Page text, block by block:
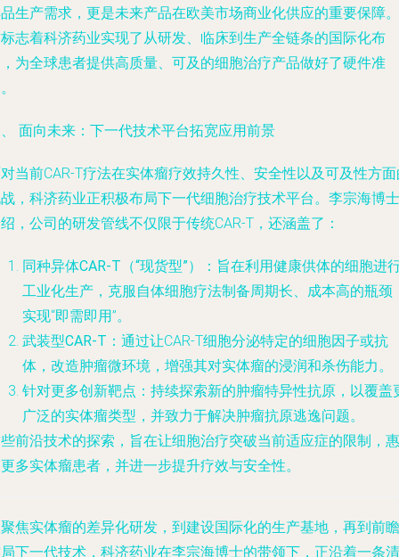
生产需求，更是未来产品在欧美市场商业化供应的重要保障。
志着科济药业实现了从研发、临床到生产全链条的国际化布
为全球患者提供高质量、可及的细胞治疗产品做好了硬件准
面向未来：下一代技术平台拓宽应用前景
当前CAR-T疗法在实体瘤疗效持久性、安全性以及可及性方
，科济药业正积极布局下一代细胞治疗技术平台。李宗海博士
，公司的研发管线不仅限于传统CAR-T，还涵盖了：
同种异体CAR-T（“现货型”）
：旨在利用健康供体的细胞进
工业化生产，克服自体细胞疗法制备周期长、成本高的瓶颈
实现“即需即用”。
武装型CAR-T ：通过让CAR-T细胞分泌特定的细胞因子或抗
体，改造肿瘤微环境，增强其对实体瘤的浸润和杀伤能力。
针对更多创新靶点 ：持续探索新的肿瘤特异性抗原，以覆盖
广泛的实体瘤类型，并致力于解决肿瘤抗原逃逸问题。
前沿技术的探索，旨在让细胞治疗突破当前适应症的限制，惠
多实体瘤患者，并进一步提升疗效与安全性。
焦实体瘤的差异化研发，到建设国际化的生产基地，再到前瞻
下一代技术，科济药业在李宗海博士的带领下，正沿着一条清